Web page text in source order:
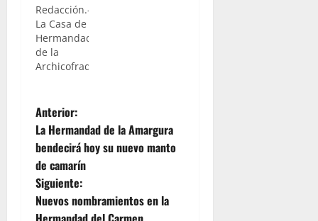
Redacción.-
La Casa de
Hermandad
de la
Archicofradía
del
Rosario,
patrona de
capataces
y
costaleros
nos remite
convocatoria
N
a
v
e
Anterior:
La Hermandad de la Amargura
bendecirá hoy su nuevo manto
de camarín
Siguiente:
Nuevos nombramientos en la